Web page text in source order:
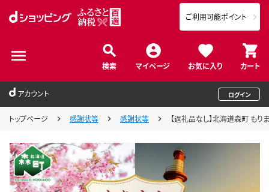
検索 マイページ お気に入り カート
ご利用可能ポイント
アカウント ログイン
トップページ 感謝状等 感謝状等 【返礼品なし】北海道森町 も